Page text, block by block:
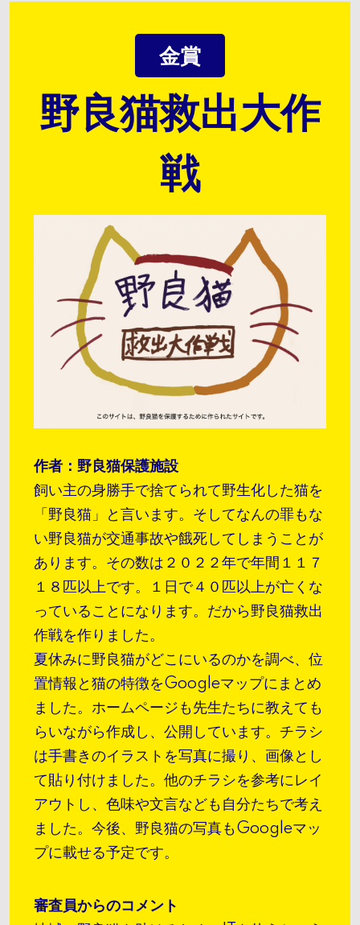
金賞
野良猫救出大作
戦
作者：野良猫保護施設
飼い主の身勝手で捨てられて野生化した猫を
「野良猫」と言います。そしてなんの罪もな
い野良猫が交通事故や餓死してしまうことが
あります。その数は２０２２年で年間１１７
１８匹以上です。１日で４０匹以上が亡くな
っていることになります。だから野良猫救出
作戦を作りました。
夏休みに野良猫がどこにいるのかを調べ、位
置情報と猫の特徴をGoogleマップにまとめ
ました。ホームページも先生たちに教えても
らいながら作成し、公開しています。チラシ
は手書きのイラストを写真に撮り、画像とし
て貼り付けました。他のチラシを参考にレイ
アウトし、色味や文言なども自分たちで考え
ました。今後、野良猫の写真もGoogleマッ
プに載せる予定です。
審査員からのコメント